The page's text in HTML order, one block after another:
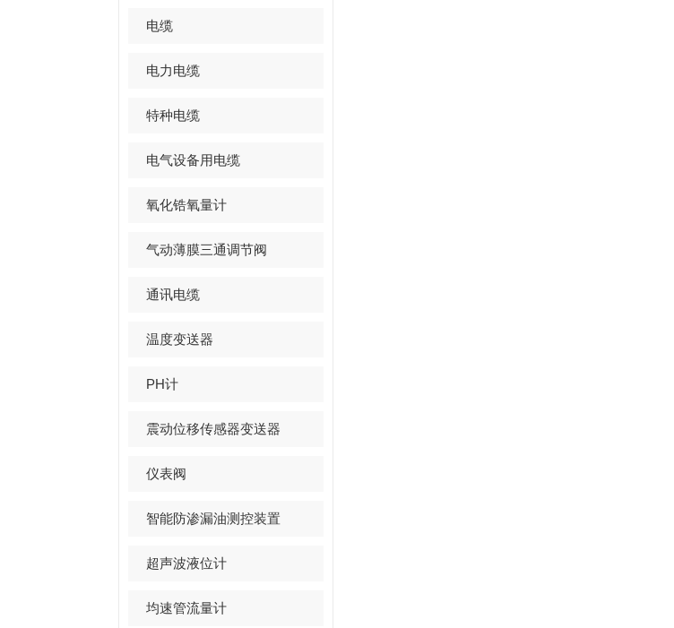
电缆
电力电缆
特种电缆
电气设备用电缆
氧化锆氧量计
气动薄膜三通调节阀
通讯电缆
温度变送器
PH计
震动位移传感器变送器
仪表阀
智能防渗漏油测控装置
超声波液位计
均速管流量计